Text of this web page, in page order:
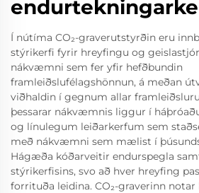
Í nútíma CO₂-graverutstyrðin eru
stýrikerfi fyrir hreyfingu og
nákvæmni sem fer yfir hefðbundin
framleiðslufélagshönnun, á meðan
viðhaldin í gegnum allar
þessarar nákvæmnis liggur í
og línulegum leiðarkerfum sem
með nákvæmni sem mælist í
Hágæða kóðarveitir endurspegla
stýrikerfisins, svo að hver hreyfing
forrituða leidina. CO₂-graverinn notar